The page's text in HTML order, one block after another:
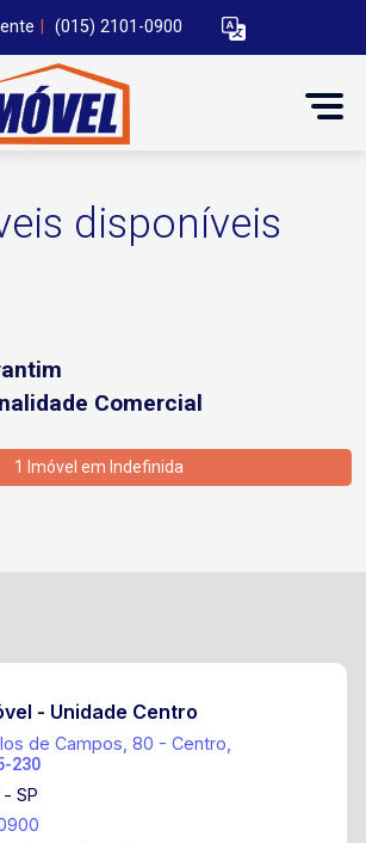
(015) 2101-0900
disponíveis
Comercial
1 Imóvel em Indefinida
- Unidade Centro
de Campos, 80 - Centro,
230
SP